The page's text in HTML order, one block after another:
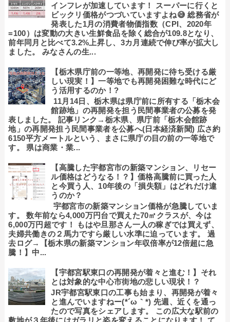
インフレが加速しています！ スーパーに行くと
ビックリ価格がつづいていますよね😅 総務省が
発表した1月の消費者物価指数（CPI、2020年
=100）は変動の大きい生鮮食品を除く総合が109.8となり、
前年同月と比べて3.2%上昇し、3カ月連続で伸び率が拡大し
ました。 みなさんの生...
【栃木県庁前の一等地、再開発に待ち受ける厳
しい現実！】一等地でも再開発困難な時代にど
う活用するのか！?
11月14日、栃木県は県庁前に所有する「栃木会
館跡地」の再開発を担う民間事業者の公募を発
表しました。 記事リンク→栃木県、県庁前「栃木会館跡
地」の再開発担う民間事業者を公募へ(日本経済新聞) 広さ約
6150平方メートルという、まさに県庁の目の前の一等地で
す。 県は商業・業...
【高騰した宇都宮市の新築マンション、リセー
ル価格はどうなる！？】価格高騰前に買った人
と今買う人、10年後の「損失額」はどれだけ違
うのか？
宇都宮市の新築マンション価格が急騰していま
す。 数年前なら4,000万円台で買えた70㎡クラスが、今は
6,000万円超です！ もはや旦那さん一人の稼ぎでは買えず、
夫婦共働きの２馬力ですら厳しい水準に迫っています。 過
去ログ→【栃木県の新築マンション年収倍率が12倍超に急
騰！】中...
【宇都宮駅東口の再開発が着々と進む！】それ
とは対象的な中心市街地の悲しい現状！？
JR宇都宮駅東口の工事も始まり、再開発が着々
と進んでいますねー(*´ω｀*) 先週、近くを通っ
たので写真をシェアします。 この広大な駅前の
敷地が３年後にはガラリと姿を変えることになります！ て